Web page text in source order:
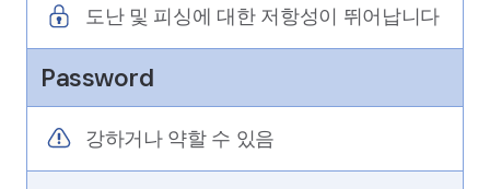
도난 및 피싱에 대한 저항성이 뛰어납니다
Password
강하거나 약할 수 있음